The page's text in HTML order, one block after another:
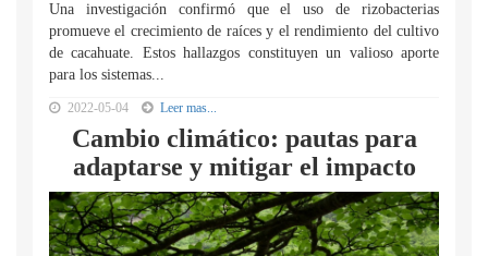
Una investigación confirmó que el uso de rizobacterias
promueve el crecimiento de raíces y el rendimiento del cultivo
de cacahuate. Estos hallazgos constituyen un valioso aporte
para los sistemas...
2022-05-04 Leer mas...
Cambio climático: pautas para
adaptarse y mitigar el impacto